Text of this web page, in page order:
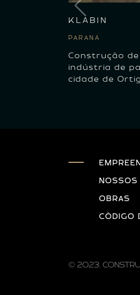
KLABIN
PARANÁ
Construção
indústria de
cidade de
NOSSOS
OBRAS
CÒDIGO
© 2023.